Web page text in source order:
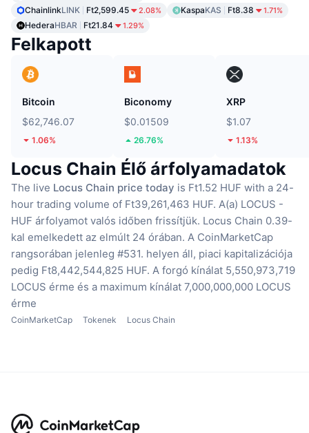
ChainlinkLINK Ft2,599.45 2.08% KaspaKAS Ft8.38 1.71%
HederaHBAR Ft21.84 1.29%
Felkapott
Bitcoin
$62,746.07
1.06%
Biconomy
$0.01509
26.76%
XRP
$1.07
1.13%
Locus Chain Élő árfolyamadatok
The live Locus Chain price today is Ft1.52 HUF with a 24-
hour trading volume of Ft39,261,463 HUF. A(a) LOCUS -
HUF árfolyamot valós időben frissítjük. Locus Chain 0.39-
kal emelkedett az elmúlt 24 órában. A CoinMarketCap
rangsorában jelenleg #531. helyen áll, piaci kapitalizációja
pedig Ft8,442,544,825 HUF. A forgó kínálat 5,550,973,719
LOCUS érme és a maximum kínálat 7,000,000,000 LOCUS
érme
CoinMarketCap Tokenek Locus Chain